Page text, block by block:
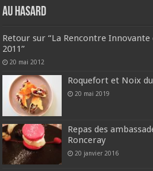
Au hasard
Retour sur “La Rencontre
2011”
20 mai 2012
Roquefort et Noix
20 mai 2019
Repas des
Ronceray
20 janvier 2016